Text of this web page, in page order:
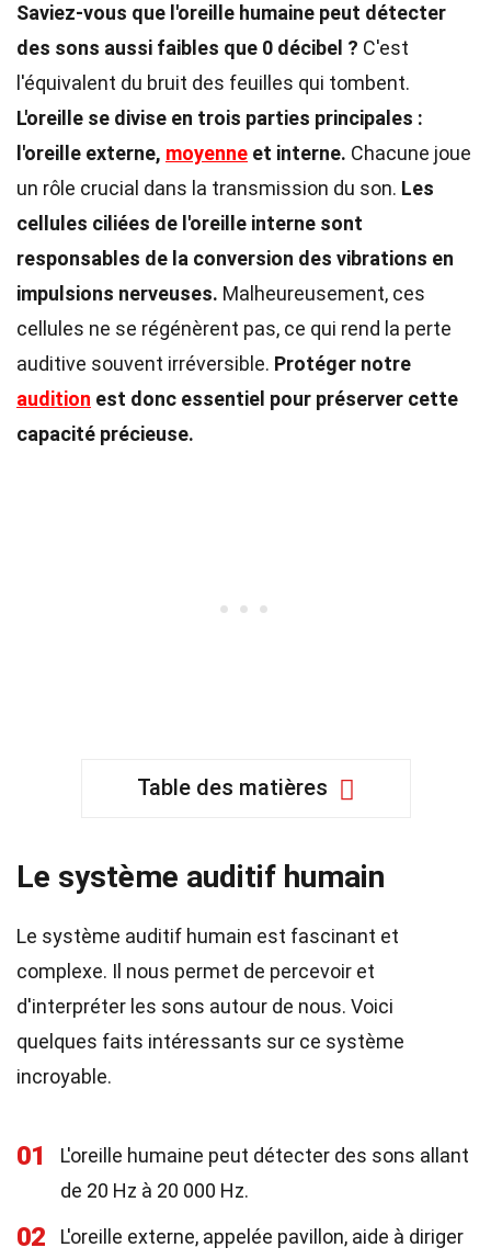
Saviez-vous que l'oreille humaine peut détecter
des sons aussi faibles que 0 décibel ? C'est
l'équivalent du bruit des feuilles qui tombent.
L'oreille se divise en trois parties principales :
l'oreille externe, moyenne et interne. Chacune joue
un rôle crucial dans la transmission du son. Les
cellules ciliées de l'oreille interne sont
responsables de la conversion des vibrations en
impulsions nerveuses. Malheureusement, ces
cellules ne se régénèrent pas, ce qui rend la perte
auditive souvent irréversible. Protéger notre
audition est donc essentiel pour préserver cette
capacité précieuse.
Table des matières
Le système auditif humain
Le système auditif humain est fascinant et
complexe. Il nous permet de percevoir et
d'interpréter les sons autour de nous. Voici
quelques faits intéressants sur ce système
incroyable.
01
L'oreille humaine peut détecter des sons allant
de 20 Hz à 20 000 Hz.
02
L'oreille externe, appelée pavillon, aide à diriger